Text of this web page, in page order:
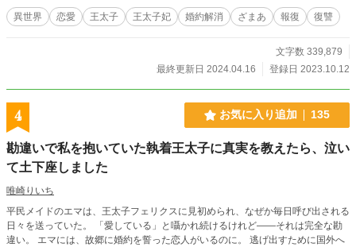
異世界 恋愛 王太子 王太子妃 婚約解消 ざまあ 報復 復讐
文字数 339,879
最終更新日 2024.04.16
登録日 2023.10.12
4 お気に入り追加 135
勘違いで私を抱いていた執着王太子に真実を教えたら、泣い
て土下座しました
唯崎りいち
平民メイドのエマは、王太子フェリクスに見初められ、なぜか毎日呼び出される
日々を送っていた。 「愛している」と囁かれ続けるけれど――それは完全な勘
違い。 エマには、故郷に婚約を誓った恋人がいるのに。 逃げ出すために国外へ